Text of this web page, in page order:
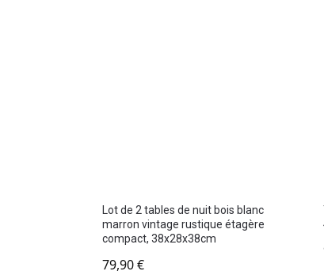
Lot de 2 tables de nuit bois blanc
marron vintage rustique étagère
compact, 38x28x38cm
79,90€